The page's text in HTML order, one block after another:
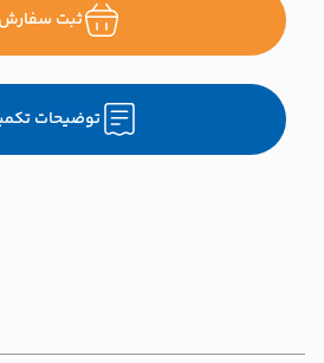
ثبت سفارش
توضیحات